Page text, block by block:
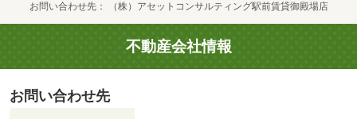
お問い合わせ先 （株）アセットコンサルティング駅前賃貸御殿場店
不動産会社情報
お問い合わせ先